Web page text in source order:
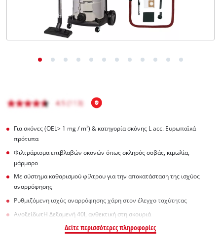
Για σκόνες (OEL> 1 mg / m³) & κατηγορία σκόνης L acc. Ευρωπαϊκά
πρότυπα
Φιλτράρισμα επιβλαβών σκονών όπως σκληρός σοβάς, κιμωλία,
μάρμαρο
Με σύστημα καθαρισμού φίλτρου για την αποκατάσταση της ισχύος
αναρρόφησης
Ρυθμιζόμενη ισχύς αναρρόφησης χάρη στον έλεγχο ταχύτητας
ΑνοξείδωτΗ Δεξαμενή 40l, ανθεκτική στη σκουριά
Δείτε περισσότερες πληροφορίες